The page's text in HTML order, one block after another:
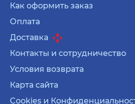
Как оформить заказ
Оплата
Доставка
Контакты и сотрудничество
Условия возврата
Карта сайта
Cookies и